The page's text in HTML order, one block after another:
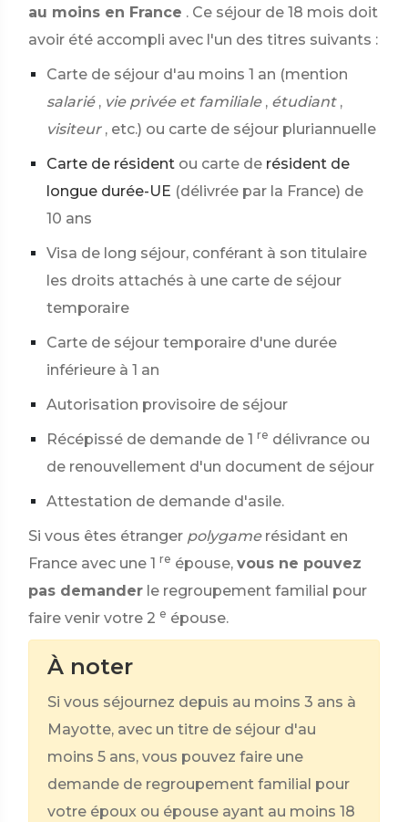
au moins en France . Ce séjour de 18 mois doit
avoir été accompli avec l'un des titres suivants :
Carte de séjour d'au moins 1 an (mention
salarié , vie privée et familiale , étudiant ,
visiteur , etc.) ou carte de séjour pluriannuelle
Carte de résident ou carte de résident de
longue durée-UE (délivrée par la France) de
10 ans
Visa de long séjour, conférant à son titulaire
les droits attachés à une carte de séjour
temporaire
Carte de séjour temporaire d'une durée
inférieure à 1 an
Autorisation provisoire de séjour
Récépissé de demande de 1 re délivrance ou
de renouvellement d'un document de séjour
Attestation de demande d'asile.
Si vous êtes étranger polygame résidant en
France avec une 1 re épouse, vous ne pouvez
pas demander le regroupement familial pour
faire venir votre 2 e épouse.
À noter
Si vous séjournez depuis au moins 3 ans à
Mayotte, avec un titre de séjour d'au
moins 5 ans, vous pouvez faire une
demande de regroupement familial pour
votre époux ou épouse ayant au moins 18